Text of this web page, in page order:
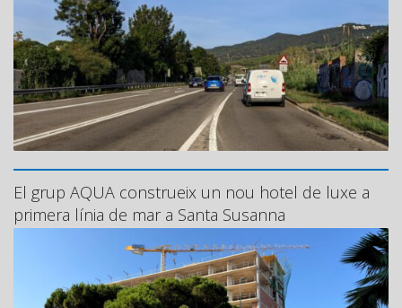
El grup AQUA construeix un nou hotel de luxe a
primera línia de mar a Santa Susanna